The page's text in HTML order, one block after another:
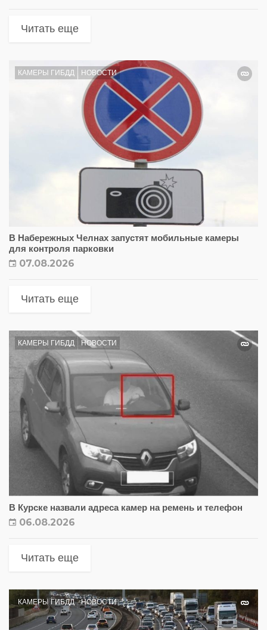
Читать еще
КАМЕРЫ ГИБДД НОВОСТИ
В Набережных Челнах запустят мобильные камеры
для контроля парковки
07.08.2026
Читать еще
КАМЕРЫ ГИБДД НОВОСТИ
В Курске назвали адреса камер на ремень и телефон
06.08.2026
Читать еще
КАМЕРЫ ГИБДД НОВОСТИ